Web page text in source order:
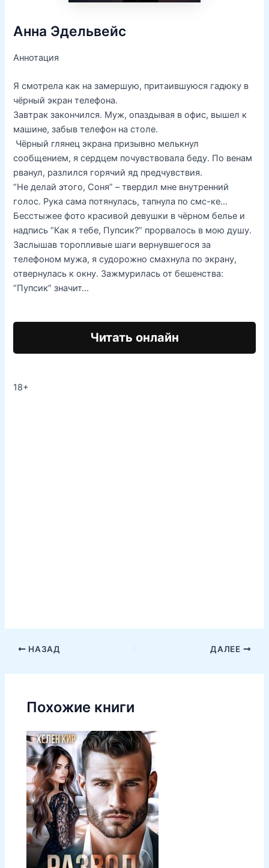
Анна Эдельвейс
Аннотация
Я смотрела как на замершую, притаившуюся гадюку в
чёрный экран телефона.
Завтрак закончился. Муж, опаздывая в офис, вышел к
машине, забыв телефон на столе.
Чёрный глянец экрана призывно мелькнул
сообщением, я сердцем почувствовала беду. По венам
рванул, разлился горячий яд предчувствия.
“Не делай этого, Соня” – твердил мне внутренний
голос. Рука сама потянулась, тапнула по смс-ке…
Бесстыжее фото красивой девушки в чёрном белье и
надпись “Как я тебе, Пупсик?” прорвалось в мою душу.
Заслышав торопливые шаги вернувшегося за
телефоном мужа, я судорожно смахнула по экрану,
отвернулась к окну. Зажмурилась от бешенства:
“Пупсик” значит…
Читать онлайн
18+
НАЗАД ДАЛЕЕ
Похожие книги